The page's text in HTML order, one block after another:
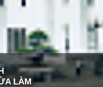
LÀM